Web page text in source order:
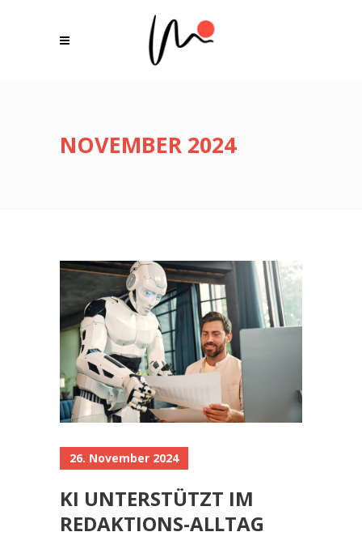
NOVEMBER 2024
26. November 2024
KI UNTERSTÜTZT IM
REDAKTIONS-ALLTAG